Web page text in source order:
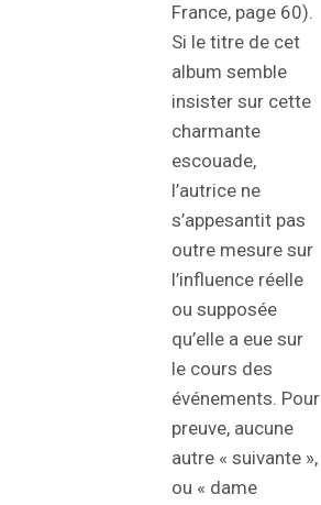
France, page 60).
Si le titre de cet
album semble
insister sur cette
charmante
escouade,
l’autrice ne
s’appesantit pas
outre mesure sur
l’influence réelle
ou supposée
qu’elle a eue sur
le cours des
événements. Pour
preuve, aucune
autre « suivante »,
ou « dame